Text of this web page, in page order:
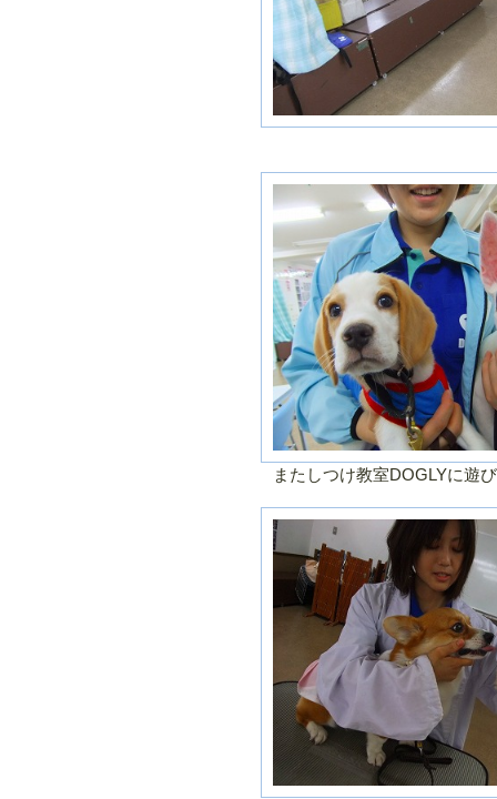
またしつけ教室DOGLYに遊